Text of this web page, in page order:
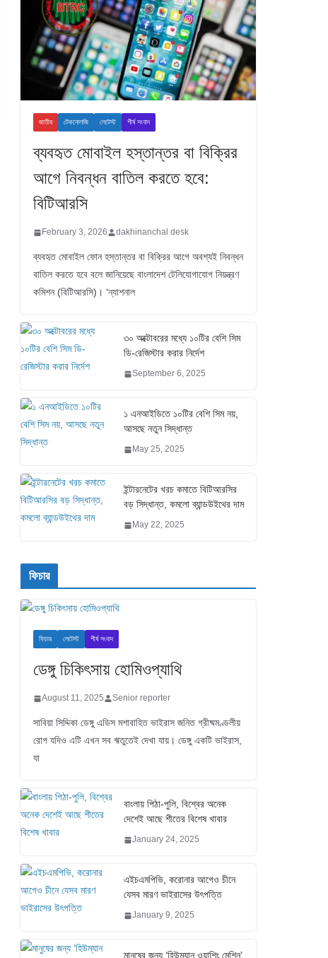
জাতীয় টেকনোলজি লেটেস্ট শীর্ষ সংবাদ
ব্যবহৃত মোবাইল হস্তান্তর বা বিক্রির
আগে নিবন্ধন বাতিল করতে হবে:
বিটিআরসি
February 3, 2026 dakhinanchal desk
ব্যবহৃত মোবাইল ফোন হস্তান্তর বা বিক্রির আগে অবশ্যই নিবন্ধন
বাতিল করতে হবে বলে জানিয়েছে বাংলাদেশ টেলিযোগাযোগ নিয়ন্ত্রণ
কমিশন (বিটিআরসি)। ‘ন্যাশনাল
৩০ অক্টোবরের মধ্যে ১০টির বেশি সিম
ডি-রেজিস্টার করার নির্দেশ
September 6, 2025
১ এনআইডিতে ১০টির বেশি সিম নয়,
আসছে নতুন সিদ্ধান্ত
May 25, 2025
ইন্টারনেটের খরচ কমাতে বিটিআরসির
বড় সিদ্ধান্ত, কমলো ব্যান্ডউইথের দাম
May 22, 2025
ফিচার
ফিচার লেটেস্ট শীর্ষ সংবাদ
ডেঙ্গু চিকিৎসায় হোমিওপ্যাথি
August 11, 2025 Senior reporter
সাবিয়া সিদ্দিকা ডেঙ্গু এডিস মশাবাহিত ভাইরাস জনিত গ্রীষ্মমণ্ডলীয়
রোগ যদিও এটি এখন সব ঋতুতেই দেখা যায়। ডেঙ্গু একটি ভাইরাস,
যা
বাংলায় পিঠা-পুলি, বিশ্বের অনেক
দেশেই আছে শীতের বিশেষ খাবার
January 24, 2025
এইচএমপিভি, করোনার আগেও চীনে
যেসব মারণ ভাইরাসের উৎপত্তি
January 9, 2025
মানুষের জন্য ‘হিউম্যান ওয়াশিং মেশিন’